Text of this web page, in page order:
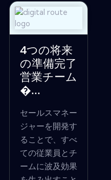
4つの将来
の準備完了
営業チーム
�...
セールスマネー
ジャーを開発す
ることで、すべ
ての従業員とチ
ームに波及効果